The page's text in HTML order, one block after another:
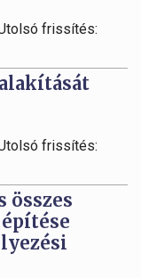
frissítés:
frissítés:
összes